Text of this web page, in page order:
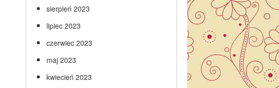
sierpień 2023
lipiec 2023
czerwiec 2023
maj 2023
kwiecień 2023